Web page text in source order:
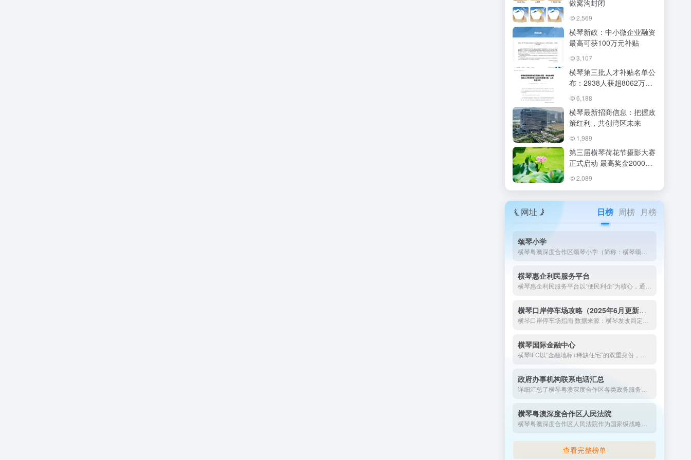
做窝沟封闭
2,569
横琴新政：中小微企业融资
最高可获100万元补贴
3,107
横琴第三批人才补贴名单公
布：2938人获超8062万
元，申领条件与标准详解
6,188
横琴最新招商信息：把握政
策红利，共创湾区未来
1,989
第三届横琴荷花节摄影大赛
正式启动 最高奖金2000元
等你来拿
2,089
网址 日榜 周榜 月榜
颂琴小学
横琴惠企利民服务平台
横琴口岸停车场攻略（2025年6月更新版）
横琴国际金融中心
政府办事机构联系电话汇总
横琴粤澳深度合作区人民法院
查看完整榜单